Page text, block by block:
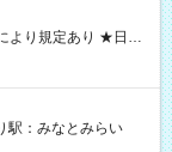
GET♪ お仕事後はコ
】試
駅：みなとみらい